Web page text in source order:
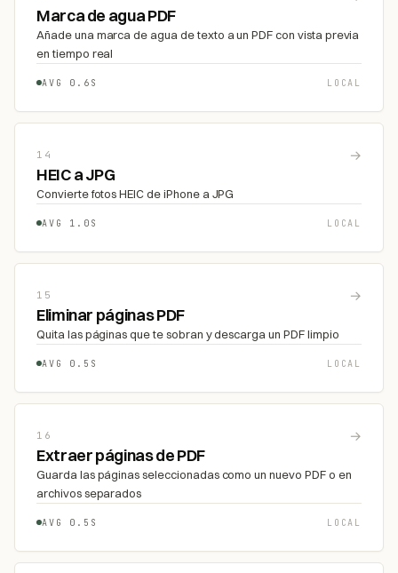
Marca de agua PDF
Añade una marca de agua de texto a un PDF con vista previa
en tiempo real
AVG 0.6S LOCAL
14 →
HEIC a JPG
Convierte fotos HEIC de iPhone a JPG
AVG 1.0S LOCAL
15 →
Eliminar páginas PDF
Quita las páginas que te sobran y descarga un PDF limpio
AVG 0.5S LOCAL
16 →
Extraer páginas de PDF
Guarda las páginas seleccionadas como un nuevo PDF o en
archivos separados
AVG 0.5S LOCAL